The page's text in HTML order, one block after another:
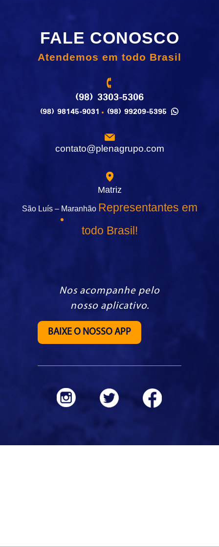
FALE CONOSCO
Atendemos em todo Brasil
(98) 3303-5306
(98) 98145-9031 (98) 99209-5395
contato@plenagrupo.com
Matriz
São Luís – Maranhão Representantes em
todo Brasil!
Nos acompanhe pelo
nosso aplicativo.
BAIXE O NOSSO APP